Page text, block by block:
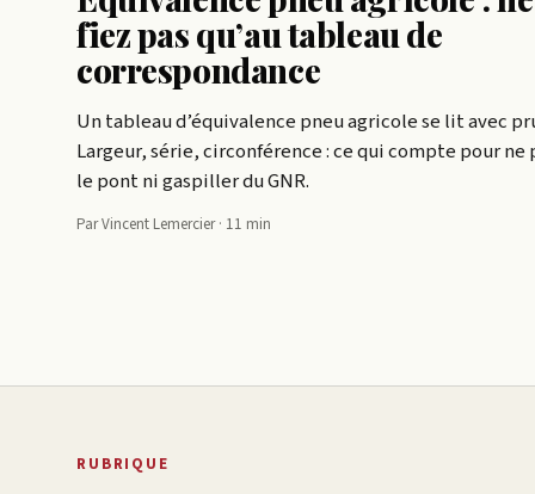
fiez pas qu’au tableau de
correspondance
Un tableau d’équivalence pneu agricole se lit avec
Largeur, série, circonférence : ce qui compte pour ne
le pont ni gaspiller du GNR.
Par Vincent Lemercier · 11 min
RUBRIQUE